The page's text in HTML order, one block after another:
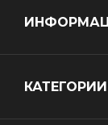
КАТЕГОРИИ